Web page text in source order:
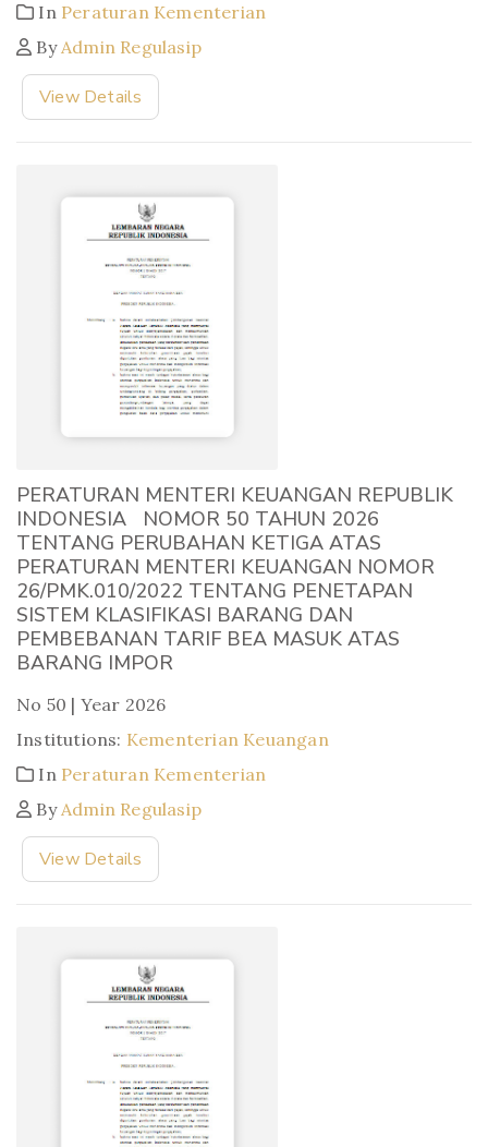
In Peraturan Kementerian
ByAdmin Regulasip
View Details
PERATURAN MENTERI KEUANGAN REPUBLIK
INDONESIA NOMOR 50 TAHUN 2026
TENTANG PERUBAHAN KETIGA ATAS
PERATURAN MENTERI KEUANGAN NOMOR
26/PMK.010/2022 TENTANG PENETAPAN
SISTEM KLASIFIKASI BARANG DAN
PEMBEBANAN TARIF BEA MASUK ATAS
BARANG IMPOR
No 50 | Year 2026
Institutions: Kementerian Keuangan
In Peraturan Kementerian
ByAdmin Regulasip
View Details